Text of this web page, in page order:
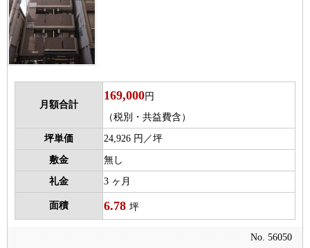
月額合計
169,000円
（税別・共益費含）
坪単価 24,926 円／坪
敷金 無し
礼金 3 ヶ月
面積 6.78 坪
No. 56050